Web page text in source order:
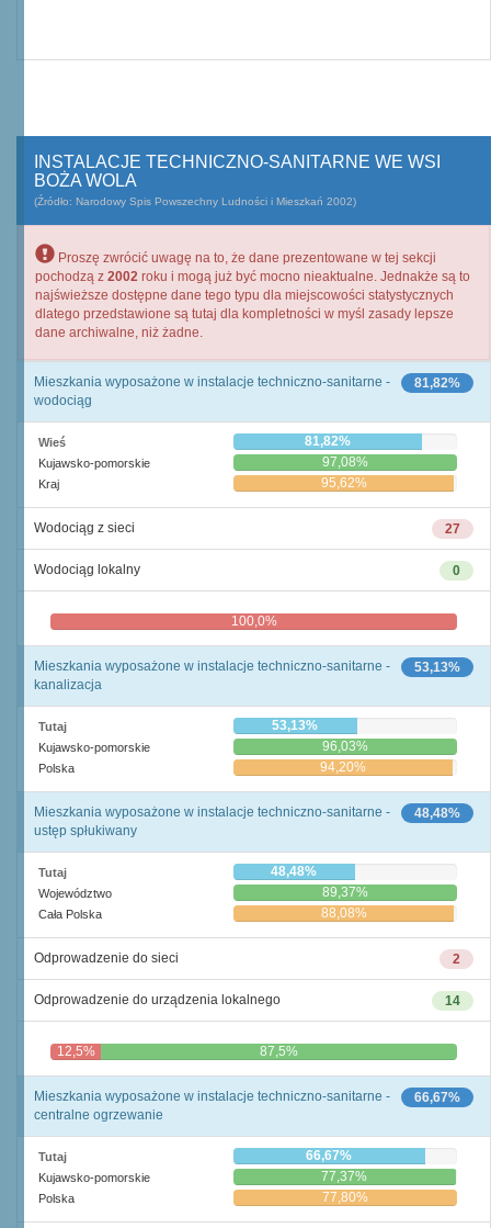
INSTALACJE TECHNICZNO-SANITARNE WE WSI
BOŻA WOLA
(Źródło: Narodowy Spis Powszechny Ludności i Mieszkań 2002)
Proszę zwrócić uwagę na to, że dane prezentowane w tej sekcji
pochodzą z 2002 roku i mogą już być mocno nieaktualne. Jednakże są to
najświeższe dostępne dane tego typu dla miejscowości statystycznych
dlatego przedstawione są tutaj dla kompletności w myśl zasady lepsze
dane archiwalne, niż żadne.
81,82%
Mieszkania wyposażone w instalacje techniczno-sanitarne -
wodociąg
Wieś 81,82%
Kujawsko-pomorskie 97,08%
Kraj 95,62%
27
Wodociąg z sieci
0
Wodociąg lokalny
100,0%
53,13%
Mieszkania wyposażone w instalacje techniczno-sanitarne -
kanalizacja
Tutaj 53,13%
Kujawsko-pomorskie 96,03%
Polska 94,20%
48,48%
Mieszkania wyposażone w instalacje techniczno-sanitarne -
ustęp spłukiwany
Tutaj 48,48%
Województwo 89,37%
Cała Polska 88,08%
2
Odprowadzenie do sieci
14
Odprowadzenie do urządzenia lokalnego
12,5% 87,5%
66,67%
Mieszkania wyposażone w instalacje techniczno-sanitarne -
centralne ogrzewanie
Tutaj 66,67%
Kujawsko-pomorskie 77,37%
Polska 77,80%